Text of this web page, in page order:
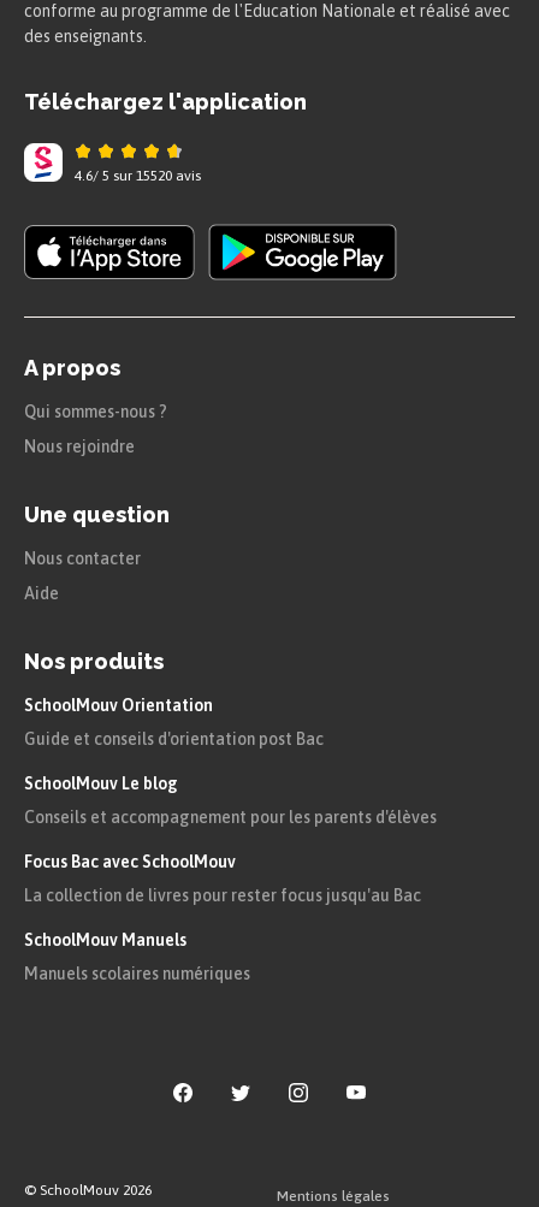
conforme au programme de l'Education Nationale et réalisé avec
des enseignants.
Téléchargez l'application
4.6/ 5 sur 15520 avis
A propos
Qui sommes-nous ?
Nous rejoindre
Une question
Nous contacter
Aide
Nos produits
SchoolMouv Orientation
Guide et conseils d'orientation post Bac
SchoolMouv Le blog
Conseils et accompagnement pour les parents d'élèves
Focus Bac avec SchoolMouv
La collection de livres pour rester focus jusqu'au Bac
SchoolMouv Manuels
Manuels scolaires numériques
© SchoolMouv 2026 Mentions légales